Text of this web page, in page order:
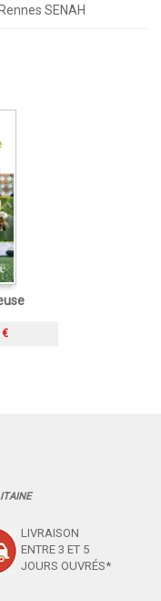
SENAH
LIVRAISON
ENTRE 3 ET 5
JOURS OUVRÉS*